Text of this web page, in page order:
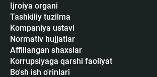
Ijroiya organi
Tashkiliy tuzilma
Kompaniya ustavi
Normativ hujjatlar
Affillangan shaxslar
Korrupsiyaga qarshi faoliyat
Bo'sh ish o'rinlari